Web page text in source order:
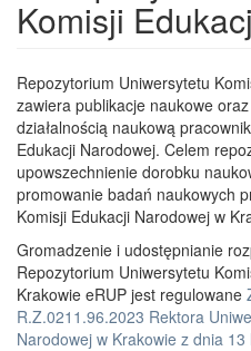
Komisji
Repozytorium Uniwersytetu
zawiera publikacje naukowe
działalnością naukową
Edukacji Narodowej. Celem
upowszechnienie dorobku
promowanie badań naukowych
Komisji Edukacji Narodowej w
Gromadzenie i udostępnianie
Repozytorium Uniwersytetu
Krakowie eRUP jest regulowane
R.Z.0211.96.2023 Rektora
Narodowej w Krakowie z dnia